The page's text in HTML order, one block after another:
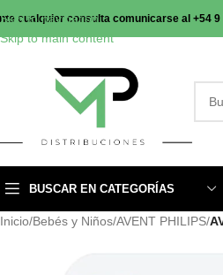
Skip to navigation
Skip to main content
cualquier consulta comunicarse al +54 9
BUSCAR EN CATEGORÍAS
Inicio/Bebés y Niños/AVENT PHILIPS/